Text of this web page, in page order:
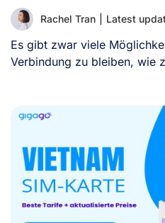
Rachel Tran Latest
Es gibt zwar viele
Verbindung zu bleiben, wie